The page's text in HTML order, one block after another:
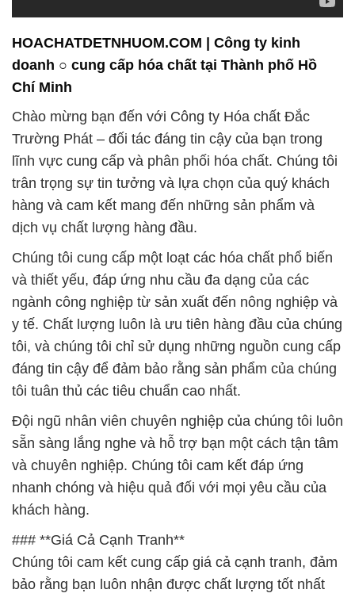
HOACHATDETNHUOM.COM | Công ty kinh
doanh ○ cung cấp hóa chất tại Thành phố Hồ
Chí Minh
Chào mừng bạn đến với Công ty Hóa chất Đắc
Trường Phát – đối tác đáng tin cậy của bạn trong
lĩnh vực cung cấp và phân phối hóa chất. Chúng tôi
trân trọng sự tin tưởng và lựa chọn của quý khách
hàng và cam kết mang đến những sản phẩm và
dịch vụ chất lượng hàng đầu.
Chúng tôi cung cấp một loạt các hóa chất phổ biến
và thiết yếu, đáp ứng nhu cầu đa dạng của các
ngành công nghiệp từ sản xuất đến nông nghiệp và
y tế. Chất lượng luôn là ưu tiên hàng đầu của chúng
tôi, và chúng tôi chỉ sử dụng những nguồn cung cấp
đáng tin cậy để đảm bảo rằng sản phẩm của chúng
tôi tuân thủ các tiêu chuẩn cao nhất.
Đội ngũ nhân viên chuyên nghiệp của chúng tôi luôn
sẵn sàng lắng nghe và hỗ trợ bạn một cách tận tâm
và chuyên nghiệp. Chúng tôi cam kết đáp ứng
nhanh chóng và hiệu quả đối với mọi yêu cầu của
khách hàng.
### **Giá Cả Cạnh Tranh**
Chúng tôi cam kết cung cấp giá cả cạnh tranh, đảm
bảo rằng bạn luôn nhận được chất lượng tốt nhất